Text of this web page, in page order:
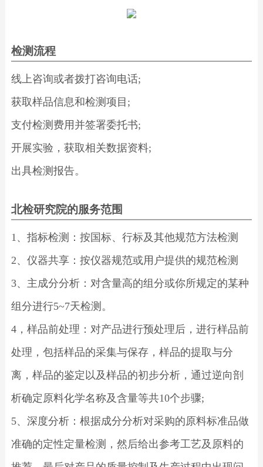
检测流程
线上咨询或者拨打咨询电话;
获取样品信息和检测项目;
支付检测费用并签署委托书;
开展实验，获取相关数据资料;
出具检测报告。
北检研究院的服务范围
1、指标检测：按国标、行标及其他规范方法检测
2、仪器共享：按仪器规范或用户提供的规范检测
3、主成分分析：对含量高的组分或你所规定的某种
组分进行5~7天检测。
4，样品前处理：对产品进行预处理后，进行样品前
处理，包括样品的采集与保存，样品的提取与分
离，样品的鉴定以及样品的初步分析，通过逆向剖
析确定原料化学名称及含量等共10个步骤;
5、深度分析：根据成分分析对采购的原料标准品做
准确的定性定量检测，然后给出参考工艺及原料的